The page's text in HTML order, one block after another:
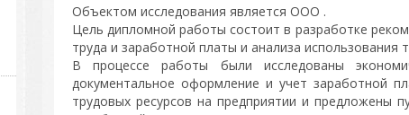
Объектом исследования является ООО .
Цель дипломной работы состоит в разработке
труда и заработной платы и анализа использования
В процессе работы были исследованы
документальное оформление и учет заработной
трудовых ресурсов на предприятии и предложены